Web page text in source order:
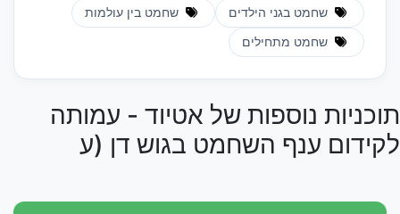
שחמט בגני הילדים שחמט בין עולמות
שחמט מתחילים
תוכניות נוספות של אטיוד - עמותה
לקידום ענף השחמט בגוש דן (ע